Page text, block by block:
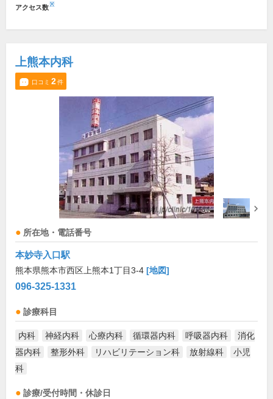
アクセス数※
上熊本内科
口コミ 2件
所在地・電話番号
本妙寺入口駅
熊本県熊本市西区上熊本1丁目3-4 [地図]
096-325-1331
診療科目
内科 神経内科 心療内科 循環器内科 呼吸器内科
消化
器内科
整形外科 リハビリテーション科 放射線科
小児
科
診療/受付時間・休診日